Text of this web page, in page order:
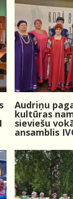
Audriņu
kultūras
sieviešu
ansamblis